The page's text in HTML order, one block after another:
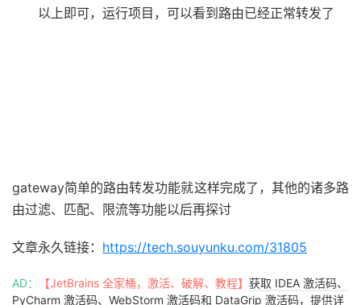
以上即可，运行项目，可以看到路由已经正常转发了
gateway简单的路由转发功能就这样完成了，其他的诸多路
由过滤、匹配、限流等功能以后再探讨
文章永久链接： https://tech.souyunku.com/31805
AD： 【JetBrains 全家桶，激活、破解、教程】 获取 IDEA 激活码、
PyCharm 激活码、WebStorm 激活码和 DataGrip 激活码，提供详